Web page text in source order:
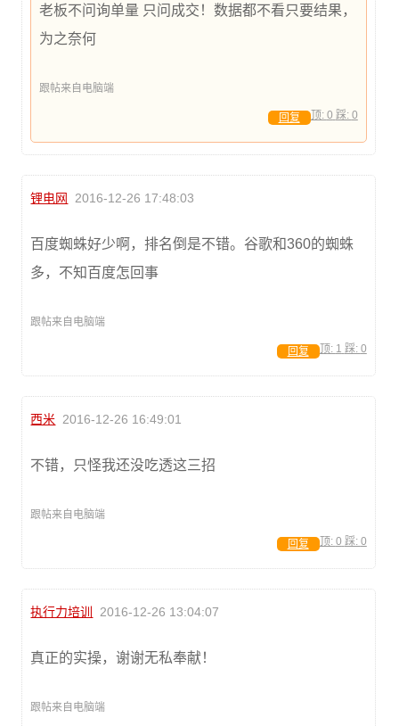
老板不问询单量 只问成交！数据都不看只要结果，
为之奈何
跟帖来自电脑端
顶: 0 踩: 0
回复
锂电网 2016-12-26 17:48:03
百度蜘蛛好少啊，排名倒是不错。谷歌和360的蜘蛛
多，不知百度怎回事
跟帖来自电脑端
顶: 1 踩: 0
回复
西米 2016-12-26 16:49:01
不错，只怪我还没吃透这三招
跟帖来自电脑端
顶: 0 踩: 0
回复
执行力培训 2016-12-26 13:04:07
真正的实操，谢谢无私奉献！
跟帖来自电脑端